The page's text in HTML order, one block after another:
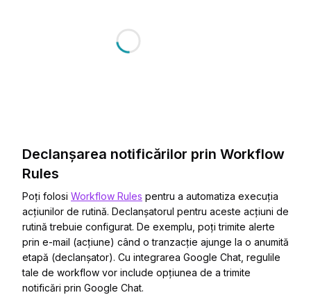
Declanșarea notificărilor prin Workflow
Rules
Poți folosi Workflow Rules pentru a automatiza execuția
acțiunilor de rutină. Declanșatorul pentru aceste acțiuni de
rutină trebuie configurat. De exemplu, poți trimite alerte
prin e-mail (acțiune) când o tranzacție ajunge la o anumită
etapă (declanșator). Cu integrarea Google Chat, regulile
tale de workflow vor include opțiunea de a trimite
notificări prin Google Chat.